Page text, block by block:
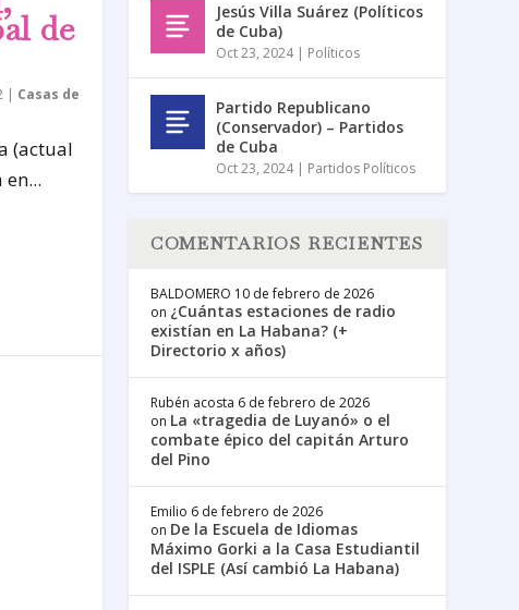
de
| Casas de
(actual
Jesús Villa Suárez (Políticos
de Cuba)
Oct 23, 2024| Políticos
Partido Republicano
(Conservador) – Partidos
de Cuba
Oct 23, 2024| Partidos Políticos
COMENTARIOS RECIENTES
BALDOMERO 10 de febrero de 2026
on ¿Cuántas estaciones de radio
existían en La Habana? (+
Directorio x años)
Rubén acosta 6 de febrero de 2026
on La «tragedia de Luyanó» o el
combate épico del capitán Arturo
del Pino
Emilio 6 de febrero de 2026
on De la Escuela de Idiomas
Máximo Gorki a la Casa Estudiantil
del ISPLE (Así cambió La Habana)